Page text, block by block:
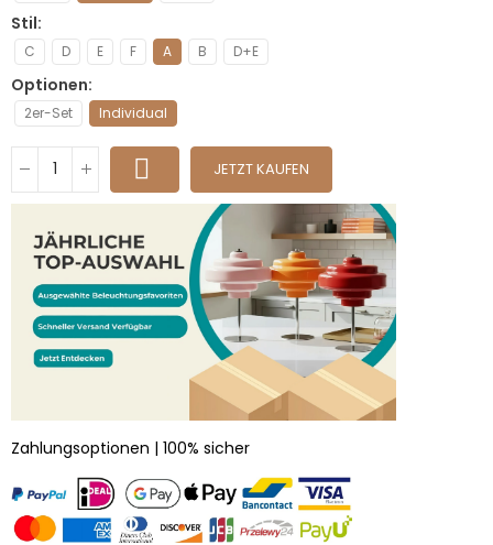
Stil
C D E F A B D+E
Optionen
2er-Set Individual
JETZT KAUFEN
Zahlungsoptionen | 100% sicher